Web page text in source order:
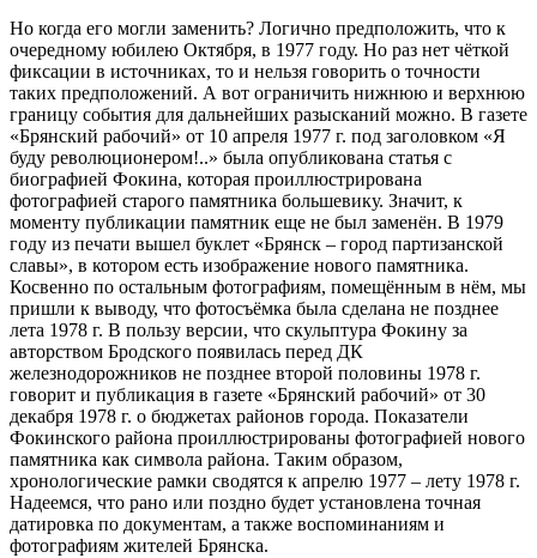
Но когда его могли заменить? Логично предположить, что к
очередному юбилею Октября, в 1977 году. Но раз нет чёткой
фиксации в источниках, то и нельзя говорить о точности
таких предположений. А вот ограничить нижнюю и верхнюю
границу события для дальнейших разысканий можно. В газете
«Брянский рабочий» от 10 апреля 1977 г. под заголовком «Я
буду революционером!..» была опубликована статья с
биографией Фокина, которая проиллюстрирована
фотографией старого памятника большевику. Значит, к
моменту публикации памятник еще не был заменён. В 1979
году из печати вышел буклет «Брянск – город партизанской
славы», в котором есть изображение нового памятника.
Косвенно по остальным фотографиям, помещённым в нём, мы
пришли к выводу, что фотосъёмка была сделана не позднее
лета 1978 г. В пользу версии, что скульптура Фокину за
авторством Бродского появилась перед ДК
железнодорожников не позднее второй половины 1978 г.
говорит и публикация в газете «Брянский рабочий» от 30
декабря 1978 г. о бюджетах районов города. Показатели
Фокинского района проиллюстрированы фотографией нового
памятника как символа района. Таким образом,
хронологические рамки сводятся к апрелю 1977 – лету 1978 г.
Надеемся, что рано или поздно будет установлена точная
датировка по документам, а также воспоминаниям и
фотографиям жителей Брянска.